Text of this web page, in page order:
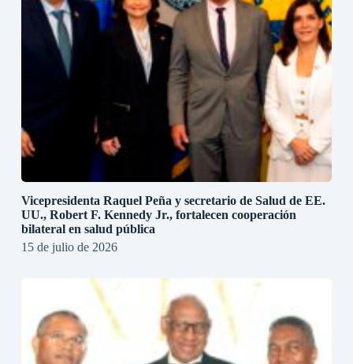
Vicepresidenta Raquel Peña y secretario de Salud de EE.
UU., Robert F. Kennedy Jr., fortalecen cooperación
bilateral en salud pública
15 de julio de 2026